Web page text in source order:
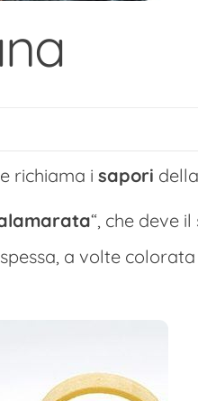
richiama i sapori della
“, che deve
a volte colorata